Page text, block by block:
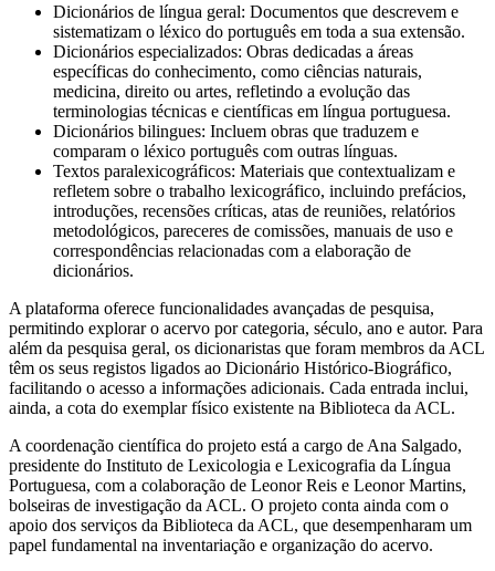
Dicionários de língua geral: Documentos que descrevem e
sistematizam o léxico do português em toda a sua extensão.
Dicionários especializados: Obras dedicadas a áreas
específicas do conhecimento, como ciências naturais,
medicina, direito ou artes, refletindo a evolução das
terminologias técnicas e científicas em língua portuguesa.
Dicionários bilingues: Incluem obras que traduzem e
comparam o léxico português com outras línguas.
Textos paralexicográficos: Materiais que contextualizam e
refletem sobre o trabalho lexicográfico, incluindo prefácios,
introduções, recensões críticas, atas de reuniões, relatórios
metodológicos, pareceres de comissões, manuais de uso e
correspondências relacionadas com a elaboração de
dicionários.
A plataforma oferece funcionalidades avançadas de pesquisa,
permitindo explorar o acervo por categoria, século, ano e autor. Para
além da pesquisa geral, os dicionaristas que foram membros da ACL
têm os seus registos ligados ao Dicionário Histórico-Biográfico,
facilitando o acesso a informações adicionais. Cada entrada inclui,
ainda, a cota do exemplar físico existente na Biblioteca da ACL.
A coordenação científica do projeto está a cargo de Ana Salgado,
presidente do Instituto de Lexicologia e Lexicografia da Língua
Portuguesa, com a colaboração de Leonor Reis e Leonor Martins,
bolseiras de investigação da ACL. O projeto conta ainda com o
apoio dos serviços da Biblioteca da ACL, que desempenharam um
papel fundamental na inventariação e organização do acervo.